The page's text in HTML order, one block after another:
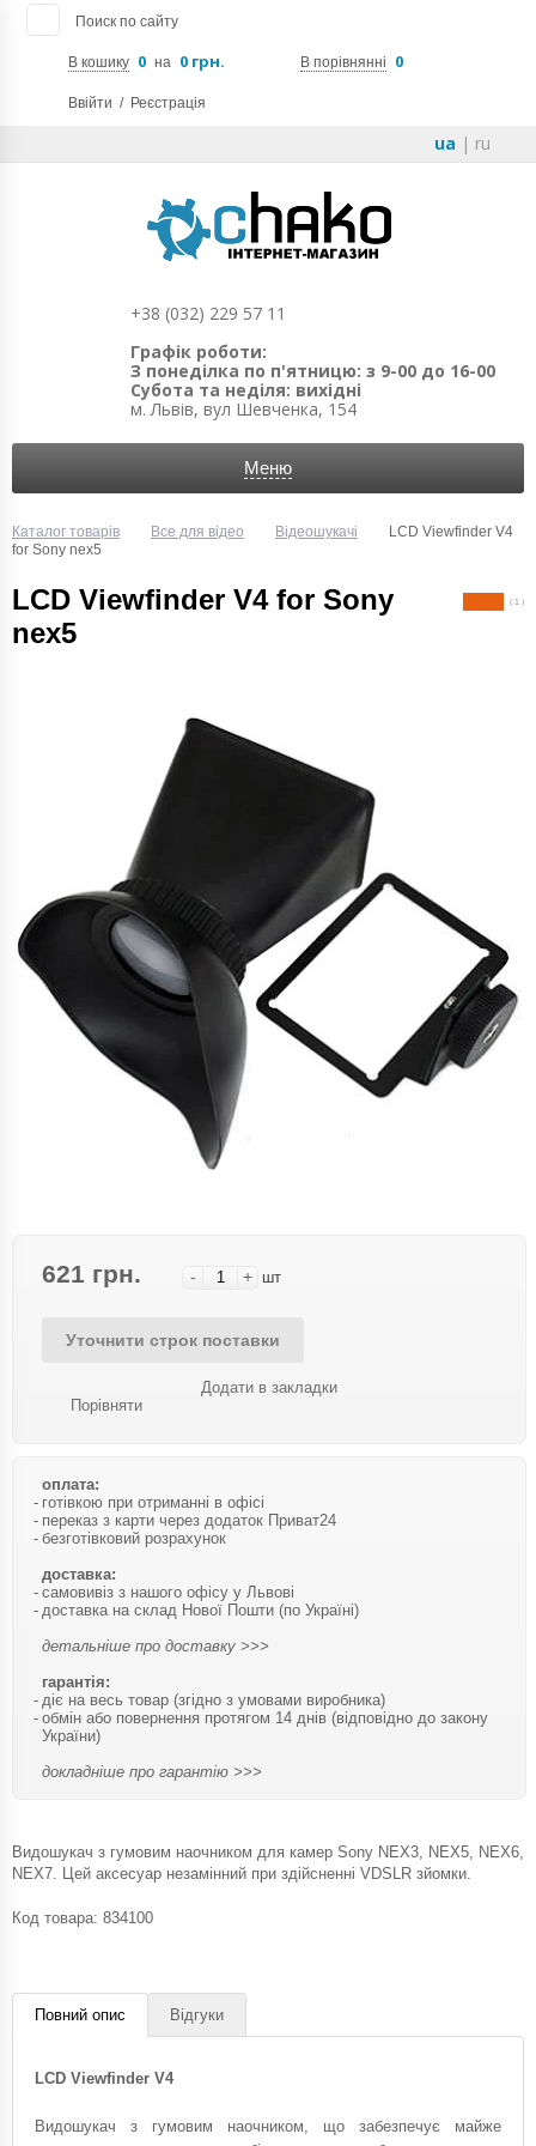
Поиск по сайту
В кошику 0 на 0 грн. В порівнянні 0
Ввійти / Реєстрація
ua | ru
+38 (032) 229 57 11
Графік роботи:
З понеділка по п'ятницю: з 9-00 до 16-00
Субота та неділя: вихідні
м. Львів, вул Шевченка, 154
Меню
Каталог товарів Все для відео Відеошукачі
LCD Viewfinder V4
for Sony nex5
LCD Viewfinder V4 for Sony
nex5
( 1 )
621 грн. - + шт
Уточнити строк поставки
Порівняти
Додати в закладки
оплата:
готівкою при отриманні в офісі
переказ з карти через додаток Приват24
безготівковий розрахунок
доставка:
самовивіз з нашого офісу у Львові
доставка на склад Нової Пошти (по Україні)
детальніше про доставку >>>
гарантія:
діє на весь товар (згідно з умовами виробника)
обмін або повернення протягом 14 днів (відповідно до закону
України)
докладніше про гарантію >>>
Видошукач з гумовим наочником для камер Sony NEX3, NEX5, NEX6,
NEX7. Цей аксесуар незамінний при здійсненні VDSLR зйомки.
Код товара: 834100
Повний опис Відгуки
LCD Viewfinder V4
Видошукач з гумовим наочником, що забезпечує майже